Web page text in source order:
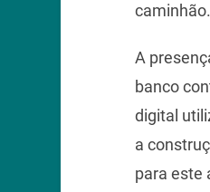
caminhão.
A
banco
digital
a
para este